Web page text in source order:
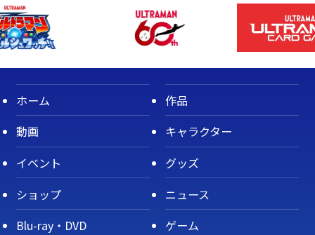
ホーム
作品
動画
キャラクター
イベント
グッズ
ショップ
ニュース
Blu-ray・DVD
ゲーム